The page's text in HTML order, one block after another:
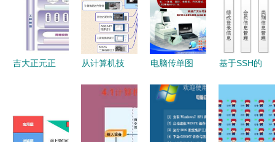
吉大正元正
数字安全新
防线
从计算机技
进”20年
电脑传单图
基于SSH的
销售系统的
开发与设计
与计算机系